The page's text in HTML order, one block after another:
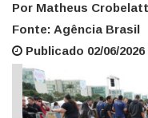
Por Matheus
Fonte: Agência Brasil
Publicado 02/06/2026